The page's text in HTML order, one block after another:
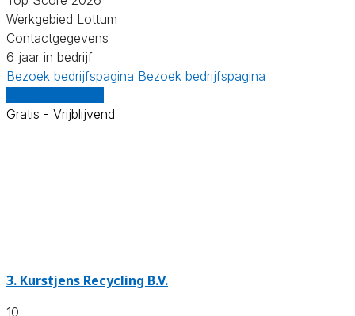
Werkgebied Lottum
Contactgegevens
6 jaar in bedrijf
Bezoek bedrijfspagina Bezoek bedrijfspagina
Gratis - Vrijblijvend
3. Kurstjens Recycling B.V.
10